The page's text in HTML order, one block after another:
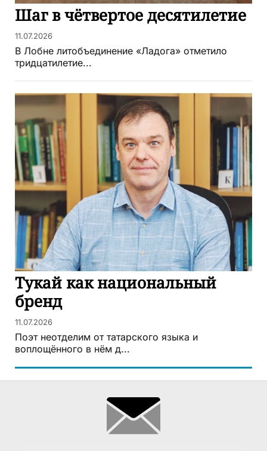
Шаг в чётвертое десятилетие
11.07.2026
В Лобне литобъединение «Ладога» отметило
тридцатилетие...
Тукай как национальный
бренд
11.07.2026
Поэт неотделим от татарского языка и
воплощённого в нём д...